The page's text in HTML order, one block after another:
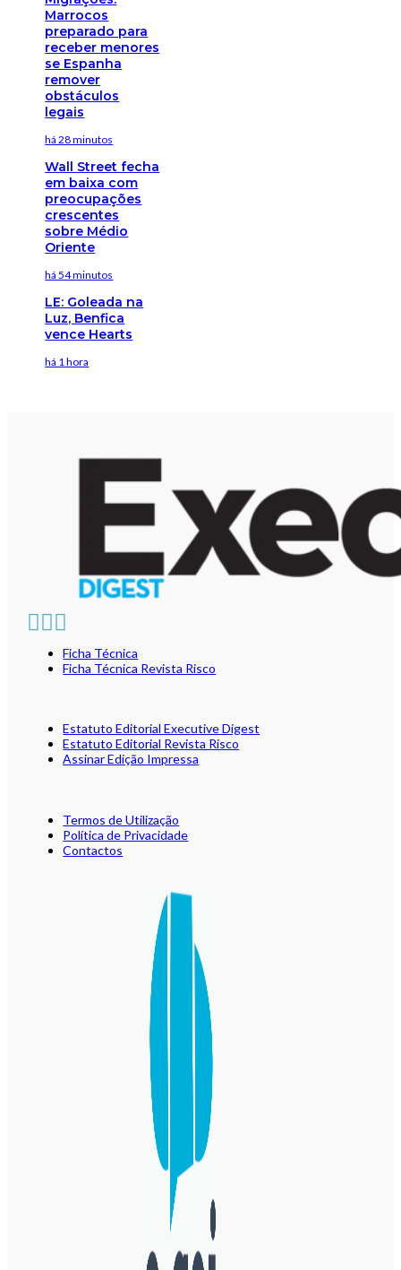
Marrocos
preparado para
receber menores
se Espanha
remover
obstáculos
legais
há 28 minutos
Wall Street fecha
em baixa com
preocupações
crescentes
sobre Médio
Oriente
há 54 minutos
LE: Goleada na
Luz, Benfica
vence Hearts
há 1 hora
Ficha Técnica
Ficha Técnica Revista Risco
Estatuto Editorial Executive Digest
Estatuto Editorial Revista Risco
Assinar Edição Impressa
Termos de Utilização
Política de Privacidade
Contactos